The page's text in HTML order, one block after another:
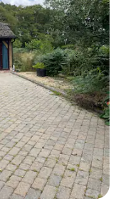
96 reseñas